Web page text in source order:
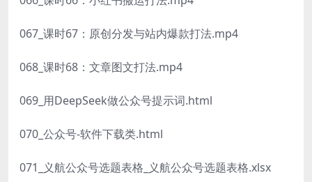
067_课时67：原创分发与站内爆款打法.mp4
068_课时68：文章图文打法.mp4
069_用DeepSeek做公众号提示词.html
070_公众号-软件下载类.html
071_义航公众号选题表格_义航公众号选题表格.xlsx